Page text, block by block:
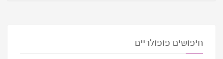
חיפושים פופולריים